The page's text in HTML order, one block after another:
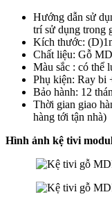
Hướng dẫn sử
trí sử dụng trong
Kích thước:
Chất liệu: Gỗ
Màu sắc : có thể
Phụ kiện: Ray bi
Bảo hành: 12
Thời gian giao
hàng tới tận nhà)
Hình ảnh kệ tivi